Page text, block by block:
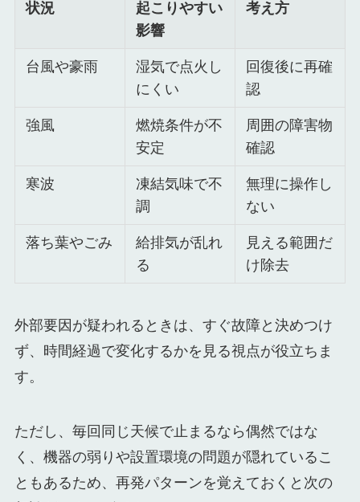
状況
起こりやすい
影響
考え方
台風や豪雨
湿気で点火し
にくい
回復後に再確
認
強風
燃焼条件が不
安定
周囲の障害物
確認
寒波
凍結気味で不
調
無理に操作し
ない
落ち葉やごみ
給排気が乱れ
る
見える範囲だ
け除去
外部要因が疑われるときは、すぐ故障と決めつけ
ず、時間経過で変化するかを見る視点が役立ちま
す。
ただし、毎回同じ天候で止まるなら偶然ではな
く、機器の弱りや設置環境の問題が隠れているこ
ともあるため、再発パターンを覚えておくと次の